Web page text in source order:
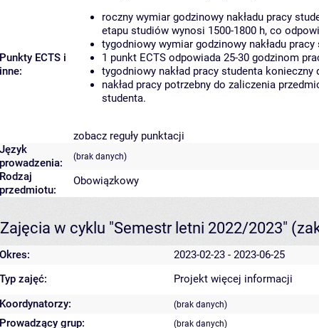
Punkty ECTS i
inne:
roczny wymiar godzinowy nakładu pracy
etapu studiów wynosi 1500-1800 h, co
tygodniowy wymiar godzinowy nakładu
1 punkt ECTS odpowiada 25-30 godzinom
tygodniowy nakład pracy studenta
nakład pracy potrzebny do zaliczenia
studenta.
zobacz reguły punktacji
Język
prowadzenia:
(brak danych)
Rodzaj
przedmiotu:
Obowiązkowy
Zajęcia w cyklu "Semestr letni 2022/2023"
Okres:
2023-02-23 - 2023-06-25
Typ zajęć:
Projekt więcej informacji
Koordynatorzy:
(brak danych)
Prowadzący grup: (brak danych)